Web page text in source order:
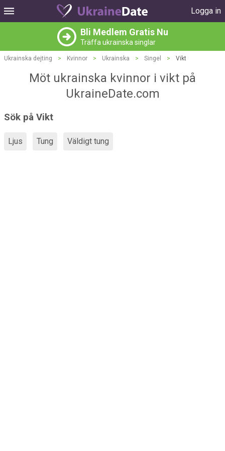
Logga in
Bli Medlem Gratis Nu
Träffa ukrainska singlar
Ukrainska dejting > Kvinnor > Ukrainska > Singel > Vikt
Möt ukrainska kvinnor i vikt på
UkraineDate.com
Sök på Vikt
Ljus Tung Väldigt tung